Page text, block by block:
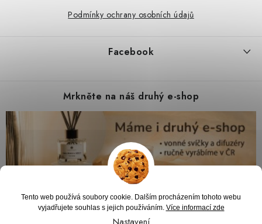
Tento web používá soubory cookie. Dalším procházením tohoto webu
vyjadřujete souhlas s jejich používáním. Více informací zde
Podmínky ochrany osobních údajů
Facebook
Mrkněte na náš druhý e-shop